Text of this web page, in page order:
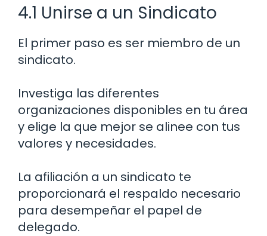
4.1 Unirse a un Sindicato
El primer paso es ser miembro de un
sindicato.
Investiga las diferentes
organizaciones disponibles en tu área
y elige la que mejor se alinee con tus
valores y necesidades.
La afiliación a un sindicato te
proporcionará el respaldo necesario
para desempeñar el papel de
delegado.